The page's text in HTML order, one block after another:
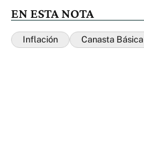
EN ESTA NOTA
Inflación Canasta Básica